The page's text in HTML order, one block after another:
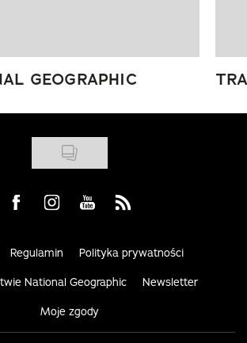
GEOGRAPHIC
Visit us on Facebook
Visit us on Instagram
Visit us on Youtube
Visit us on Rss
Regulamin Polityka prywatności
National Geographic Newsletter
Moje zgody